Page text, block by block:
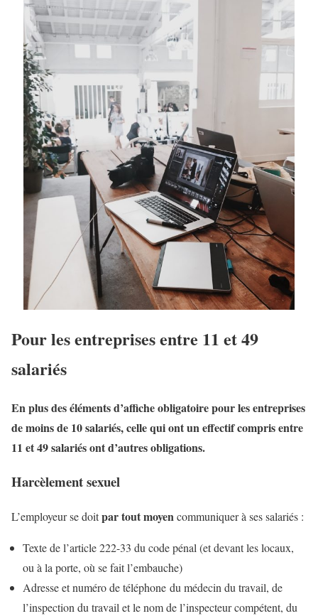
Pour les entreprises entre 11 et 49
salariés
En plus des éléments d’affiche obligatoire pour les entreprises
de moins de 10 salariés, celle qui ont un effectif compris entre
11 et 49 salariés ont d’autres obligations.
Harcèlement sexuel
L’employeur se doitpar tout moyencommuniquer à ses salariés :
Texte de l’article 222-33 du code pénal (et devant les locaux,
ou à la porte, où se fait l’embauche)
Adresse et numéro de téléphone du médecin du travail, de
l’inspection du travail et le nom de l’inspecteur compétent, du